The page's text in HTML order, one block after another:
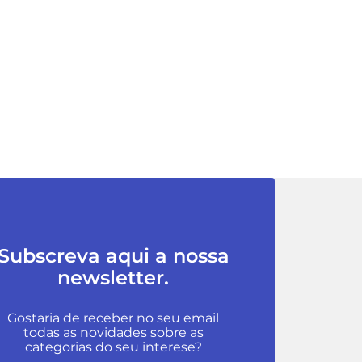
aqui a nossa
newsletter.
Gostaria de receber no seu email
todas as novidades sobre as
categorias do seu interese?